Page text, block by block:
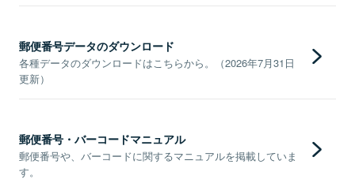
郵便番号データのダウンロード
各種データのダウンロードはこちらから。（2026年7月31日
更新）
郵便番号・バーコードマニュアル
郵便番号や、バーコードに関するマニュアルを掲載していま
す。